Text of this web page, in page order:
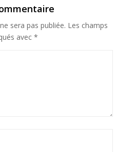
sera pas publiée. Les champs
avec *